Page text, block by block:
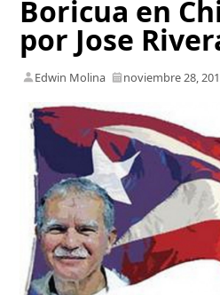
Boricua en
por Jose
Edwin Molina noviembre 28,